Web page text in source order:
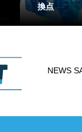
換点
NEWS